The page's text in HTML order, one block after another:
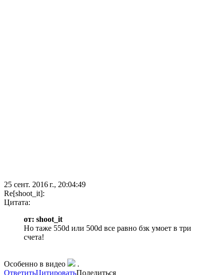
25 сент. 2016 г., 20:04:49
Re[shoot_it]:
Цитата:
от: shoot_it
Но таже 550d или 500d все равно бзк умоет в три
счета!
Особенно в видео
.
ОтветитьЦитироватьПоделиться